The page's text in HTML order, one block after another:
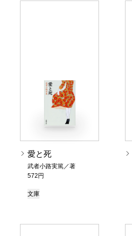
愛と死
武者小路実篤／著
572円
文庫